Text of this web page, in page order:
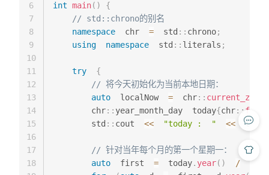
int main( )
{
// std::chrono的别名
namespace
  chr
=
  std
:: chrono;
using
namespace
  std
:: literals ;
try
{
// 将今天初始化为当前本地日期：
auto
  localNow
=
  chr
:: current_zone
        chr
:: year_month_day  today{chr:: floor
        std
:: cout << "today :  " <<
// 针对当年每个月的第一个星期一：
auto
  first
=
  today
. year( ) / 1
6
7
8
9
10
11
12
13
14
15
16
17
18